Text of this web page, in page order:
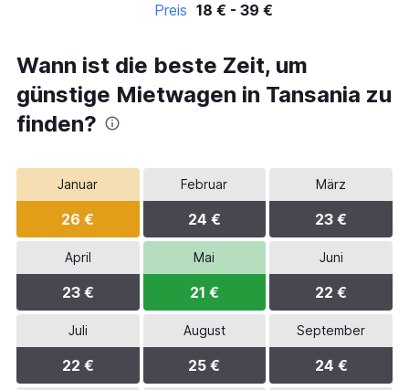
categories.
The
chart
has
1
axis
displaying
values.
Range:
0
45.
Preis 18 € - 39 €
Wann ist die beste Zeit, um
günstige Mietwagen in Tansania zu
finden?
Januar
26 €
Februar
24 €
März
23 €
April
23 €
Mai
21 €
Juni
22 €
Juli
22 €
August
25 €
September
24 €